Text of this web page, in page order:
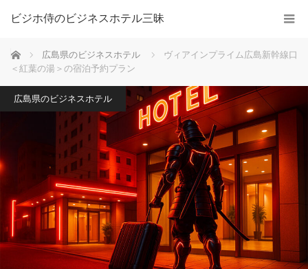
ビジホ侍のビジネスホテル三昧
ホーム 広島県のビジネスホテル
ヴィアインプライム広島新幹線口
＜紅葉の湯＞の宿泊予約プラン
広島県のビジネスホテル